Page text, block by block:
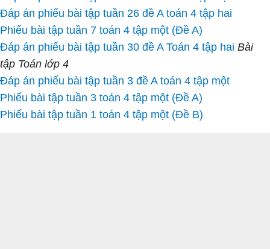
Đáp án phiếu bài tập tuần 26 đề A toán 4 tập hai
Phiếu bài tập tuần 7 toán 4 tập một (Đề A)
Đáp án phiếu bài tập tuần 30 đề A Toán 4 tập hai Bài
tập Toán lớp 4
Đáp án phiếu bài tập tuần 3 đề A toán 4 tập một
Phiếu bài tập tuần 3 toán 4 tập một (Đề A)
Phiếu bài tập tuần 1 toán 4 tập một (Đề B)